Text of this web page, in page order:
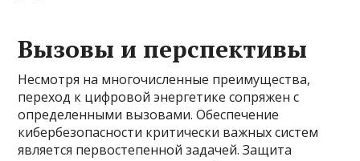
Вызовы и перспективы
Несмотря на многочисленные преимущества,
переход к цифровой энергетике сопряжен с
определенными вызовами. Обеспечение
кибербезопасности критически важных систем
является первостепенной задачей. Защита